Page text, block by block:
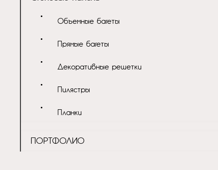
Объемные багеты
Прямые багеты
Декоративные решетки
Пилястры
Планки
ПОРТФОЛИО